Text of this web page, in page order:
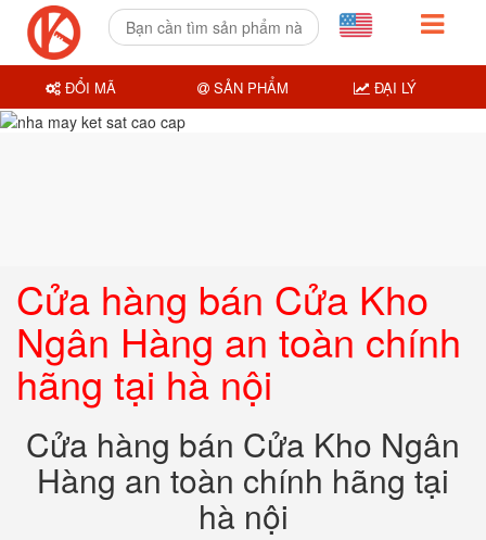
Cửa hàng bán Cửa Kho
Ngân Hàng an toàn chính
hãng tại hà nội
Cửa hàng bán Cửa Kho Ngân
Hàng an toàn chính hãng tại
hà nội
ĐỔI MÃ SẢN PHẨM ĐẠI LÝ